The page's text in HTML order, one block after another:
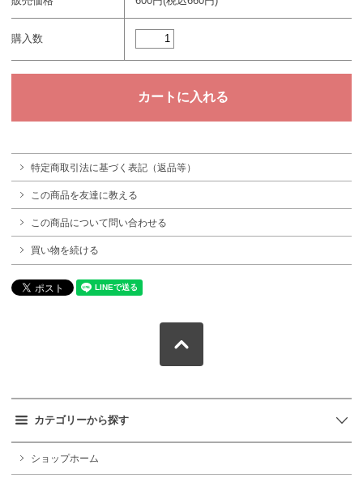
購入数
特定商取引法に基づく表記（返品等）
この商品を友達に教える
この商品について問い合わせる
買い物を続ける
カテゴリーから探す
ショップホーム